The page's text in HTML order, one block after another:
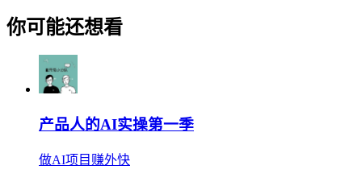
你可能还想看
产品人的AI实操第一季
做AI项目赚外快